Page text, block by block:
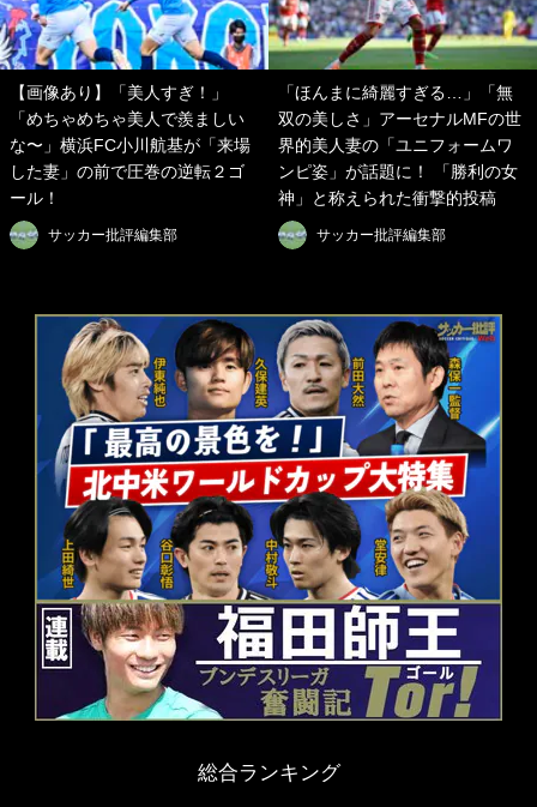
【画像あり】「美人すぎ！」
「めちゃめちゃ美人で羨ましい
な〜」横浜FC小川航基が「来場
した妻」の前で圧巻の逆転２ゴ
ール！
サッカー批評編集部
「ほんまに綺麗すぎる…」「無
双の美しさ」アーセナルMFの世
界的美人妻の「ユニフォームワ
ンピ姿」が話題に！ 「勝利の女
神」と称えられた衝撃的投稿
サッカー批評編集部
総合ランキング